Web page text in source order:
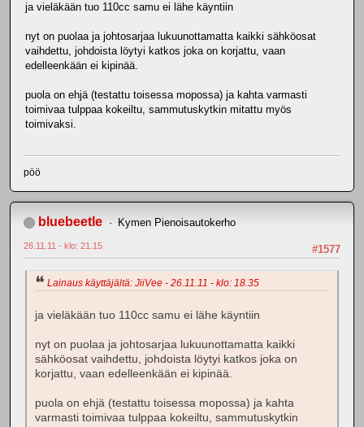
ja vieläkään tuo 110cc samu ei lähe käyntiin
nyt on puolaa ja johtosarjaa lukuunottamatta kaikki sähköosat
vaihdettu, johdoista löytyi katkos joka on korjattu, vaan
edelleenkään ei kipinää.
puola on ehjä (testattu toisessa mopossa) ja kahta varmasti
toimivaa tulppaa kokeiltu, sammutuskytkin mitattu myös
toimivaksi.
pöö
bluebeetle Kymen Pienoisautokerho
#1577
26.11.11 - klo: 21.15
Lainaus käyttäjältä: JiiVee - 26.11.11 - klo: 18.35
ja vieläkään tuo 110cc samu ei lähe käyntiin
nyt on puolaa ja johtosarjaa lukuunottamatta kaikki
sähköosat vaihdettu, johdoista löytyi katkos joka on
korjattu, vaan edelleenkään ei kipinää.
puola on ehjä (testattu toisessa mopossa) ja kahta
varmasti toimivaa tulppaa kokeiltu, sammutuskytkin